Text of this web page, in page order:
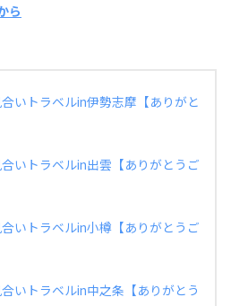
ら
合いトラベルin伊勢志摩【ありがと
合いトラベルin出雲【ありがとうご
合いトラベルin小樽【ありがとうご
合いトラベルin中之条【ありがとう